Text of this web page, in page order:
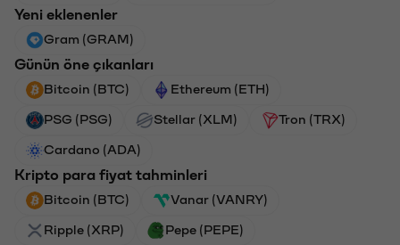
Yeni eklenenler
Gram (GRAM)
Günün öne çıkanları
Bitcoin (BTC) Ethereum (ETH)
PSG (PSG) Stellar (XLM) Tron (TRX)
Cardano (ADA)
Kripto para fiyat tahminleri
Bitcoin (BTC) Vanar (VANRY)
Ripple (XRP) Pepe (PEPE)